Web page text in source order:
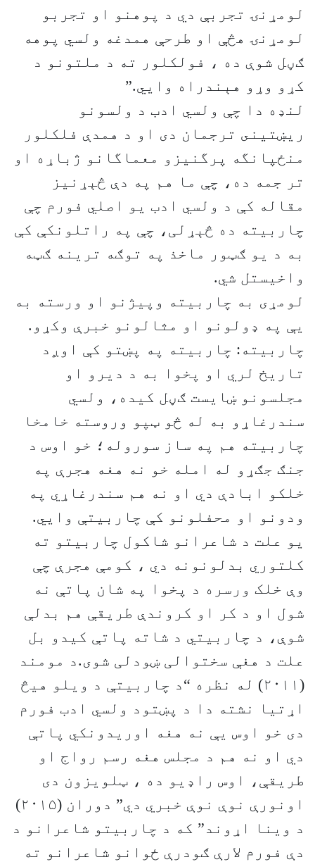
لومړنۍ تجربې دي د پوهنو او تجربو
لومړنۍ هڅې او طرحې همدغه ولسي پوهه
ګڼل شوې ده ، فولکلور ته د ملتونو د
کړو وړو هېندراه وایي.”
لنډه دا چې ولسي ادب د ولسونو
ريښتينى ترجمان دى او د همدې فلکلور
منځپانگه پرگنيزو معماگانو ژباړه او
تر جمه ده، چې ما هم په دې څېړنیز
مقاله کې د ولسي ادب یو اصلي فورم چې
چاربیته ده څېړلی، چې په راتلونکې کې
به د یو ګټور ماخذ په توګه ترینه ګټه
واخیستل شي.
لومړی به چاربیته وپیژنو او ورسته به
یې په ډولونو او مثالونو خبرې وکړو.
چاربیته: چاربیته په پښتو کې اوږد
تاریخ لري او پخوا به د دیرو او
مجلسونو ښایست ګڼل کیده، ولسي
سندرغاړو به له څو ټپو وروسته خامخا
چاربیته هم په ساز سوروله؛ خو اوس د
جنګ جګړو له امله خو نه هغه هجرې په
خلکو ابادې دي او نه هم سندرغاړي په
ودونو او محفلونو کې چاربیتې وايي.
یو علت د شاعرانو شاکول چاربیتو ته
کلتوري بدلونونه دي ، کومې هجرې چې
وې خلک ورسره د پخوا په شان پاتې نه
شول او د کر او کروندې طریقې هم بدلې
شوې، د چاربیتي د شاته پاتې کیدو بل
علت د هغې سختوالی ښودلی شوی.د مومند
(۲۰۱۱) له نظره “د چاربیتې د ویلو هیڅ
اړتیا نشته دا د پښتود ولسي ادب فورم
دی خو اوس یې نه هغه اوریدونکي پاتې
دي او نه هم د مجلس هغه رسم رواج او
طریقې، اوس راډيو ده ، ټلویزون دی
اونورې نوې نوې خبري دي” دوران (۲۰۱۵)
د وینا اړوند” که د چاربیتو شاعرانو د
دې فورم لارې ګودرې ځوانو شاعرانو ته